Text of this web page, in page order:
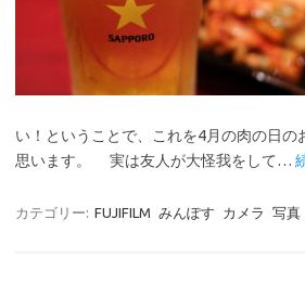
い！ということで、これを4月の肉の日の
思います。 実は友人が大怪我をして…
カテゴリー: FUJIFILM みんぽす カメラ 写真